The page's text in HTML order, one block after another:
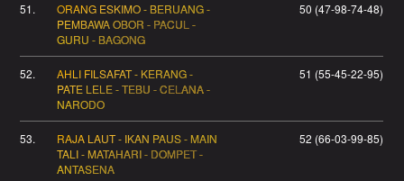
51.
ORANG ESKIMO - BERUANG -
PEMBAWA OBOR - PACUL -
GURU - BAGONG
50 (47-98-74-48)
52.
AHLI FILSAFAT - KERANG -
PATE LELE - TEBU - CELANA -
NARODO
51 (55-45-22-95)
53.
RAJA LAUT - IKAN PAUS - MAIN
TALI - MATAHARI - DOMPET -
ANTASENA
52 (66-03-99-85)